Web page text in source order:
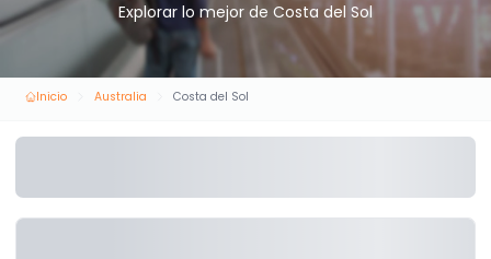
Explorar lo mejor de Costa del Sol
Inicio Australia Costa del Sol